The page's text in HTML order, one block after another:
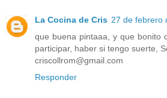
La Cocina de Cris 27 de febrero
que buena pintaaa, y que bonito
participar, haber si tengo suerte,
criscollrom@gmail.com
Responder